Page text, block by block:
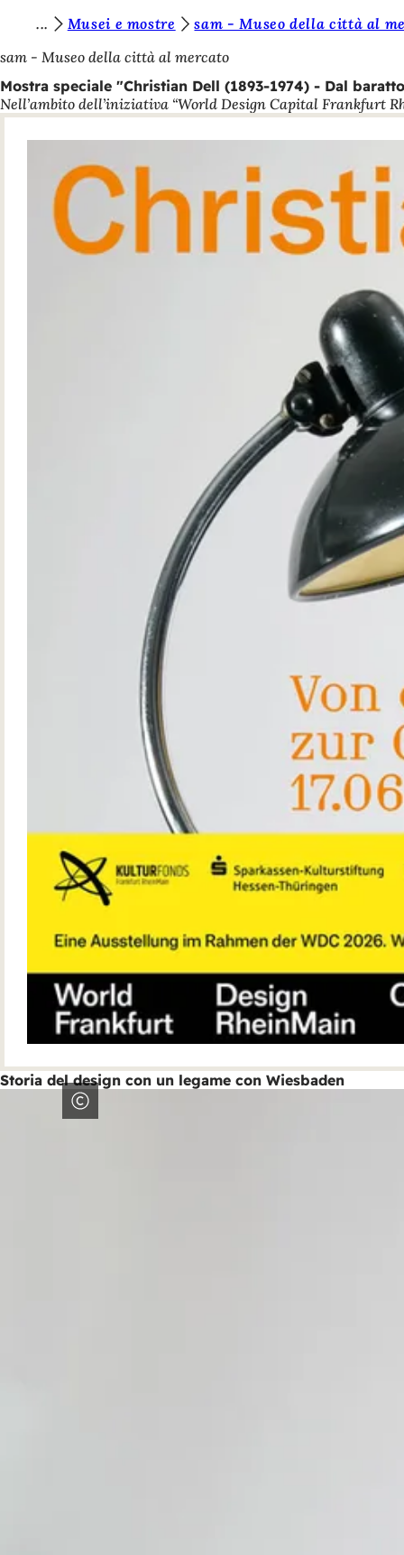
Vai al contenuto
i
e
t
Musei e mostre
sam - Museo della città al
sam - Museo della città al mercato
Mostra speciale "Christian Dell (1893-1974) - Dal
Nell’ambito dell’iniziativa “World Design Capital Frankfurt
Storia del design con un legame con Wiesbaden